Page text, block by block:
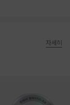
자세히